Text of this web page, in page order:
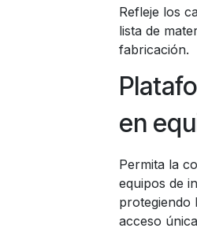
Refleje los
lista de
fabricación.
en
Permita la
equipos de
protegiendo
acceso